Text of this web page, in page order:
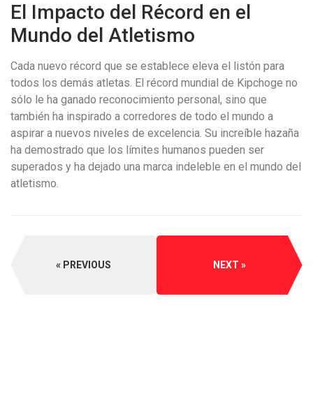
El Impacto del Récord en el
Mundo del Atletismo
Cada nuevo récord que se establece eleva el listón para
todos los demás atletas. El récord mundial de Kipchoge no
sólo le ha ganado reconocimiento personal, sino que
también ha inspirado a corredores de todo el mundo a
aspirar a nuevos niveles de excelencia. Su increíble hazaña
ha demostrado que los límites humanos pueden ser
superados y ha dejado una marca indeleble en el mundo del
atletismo.
PREVIOUS NEXT